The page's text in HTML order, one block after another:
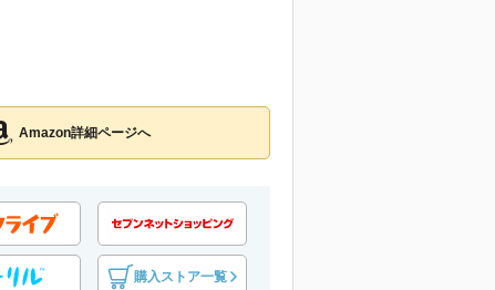
Amazon詳細ページへ
購入ストア一覧